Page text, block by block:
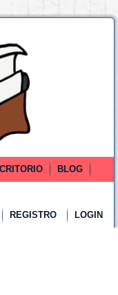
BLOG
REGISTRO LOGIN